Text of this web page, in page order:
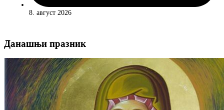
8. август 2026
Данашњи празник